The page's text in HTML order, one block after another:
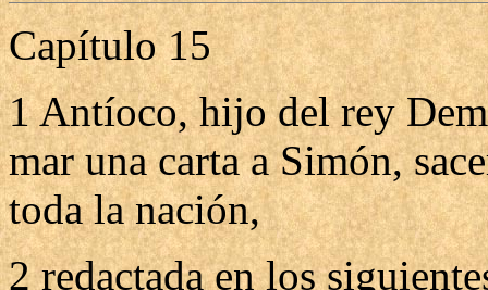
Capítulo 15
1 Antíoco, hijo del rey
mar una carta a Simón,
toda la nación,
2 redactada en los